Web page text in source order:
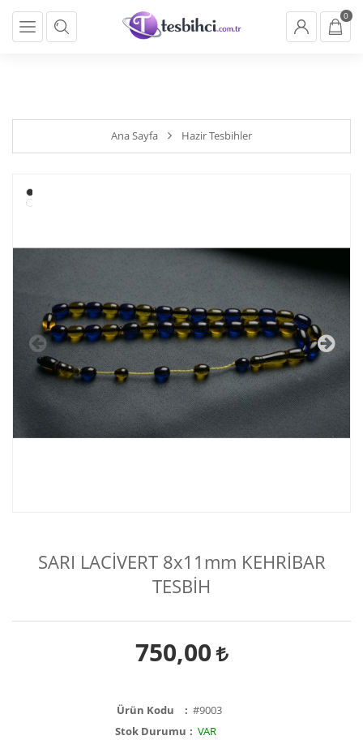
} backend_head_kapanis_oncesi1(); function
backend_head_kapanis_oncesi2(){ if (!cookies.marketing){return;}
backend_head_kapanis_oncesi2();
0
Ana Sayfa Hazir Tesbihler
SARI LACİVERT 8x11mm KEHRİBAR
TESBİH
750,00
Ürün Kodu
#9003
Stok Durumu
VAR